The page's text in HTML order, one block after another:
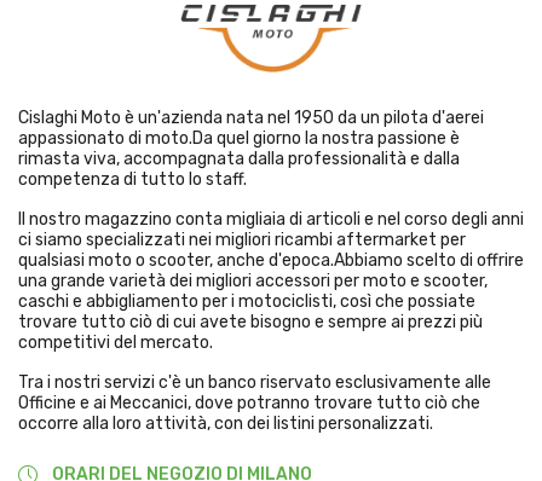
Cislaghi Moto è un'azienda nata nel 1950 da un pilota d'aerei
appassionato di moto.Da quel giorno la nostra passione è
rimasta viva, accompagnata dalla professionalità e dalla
competenza di tutto lo staff.
Il nostro magazzino conta migliaia di articoli e nel corso degli anni
ci siamo specializzati nei migliori ricambi aftermarket per
qualsiasi moto o scooter, anche d'epoca.Abbiamo scelto di offrire
una grande varietà dei migliori accessori per moto e scooter,
caschi e abbigliamento per i motociclisti, così che possiate
trovare tutto ciò di cui avete bisogno e sempre ai prezzi più
competitivi del mercato.
Tra i nostri servizi c'è un banco riservato esclusivamente alle
Officine e ai Meccanici, dove potranno trovare tutto ciò che
occorre alla loro attività, con dei listini personalizzati.
ORARI DEL NEGOZIO DI MILANO